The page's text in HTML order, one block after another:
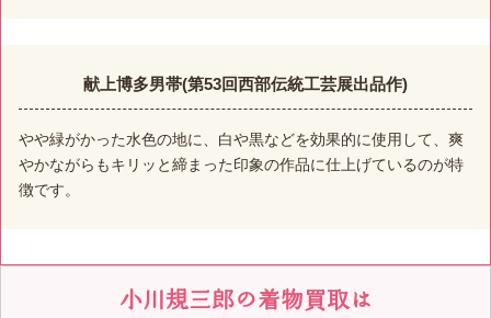
献上博多男帯(第53回西部伝統工芸展出品作)
やや緑がかった水色の地に、白や黒などを効果的に使用して、爽
やかながらもキリッと締まった印象の作品に仕上げているのが特
徴です。
小川規三郎の着物買取は